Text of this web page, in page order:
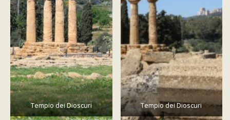
Tempio dei Dioscuri Tempio dei Dioscuri